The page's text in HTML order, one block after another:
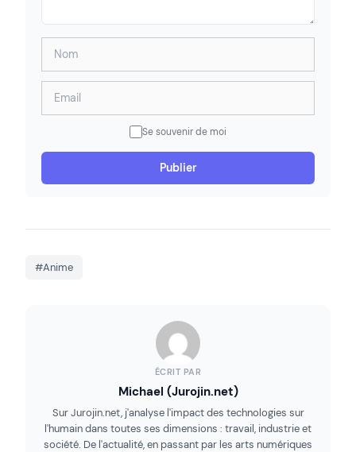
Se souvenir de moi
Publier
#Anime
ÉCRIT PAR
Michael (Jurojin.net)
Sur Jurojin.net, j'analyse l'impact des technologies sur
l'humain dans toutes ses dimensions : travail, industrie et
société. De l'actualité, en passant par les arts numériques